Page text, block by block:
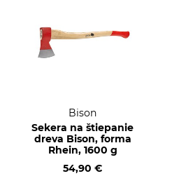
Bison
Sekera na štiepanie
dreva Bison, forma
Rhein, 1600 g
54,90 €